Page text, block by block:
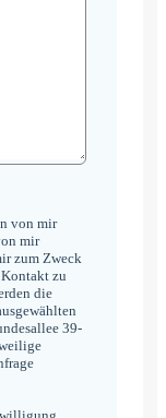
von mir
mir
zum Zweck
zu
die
39-